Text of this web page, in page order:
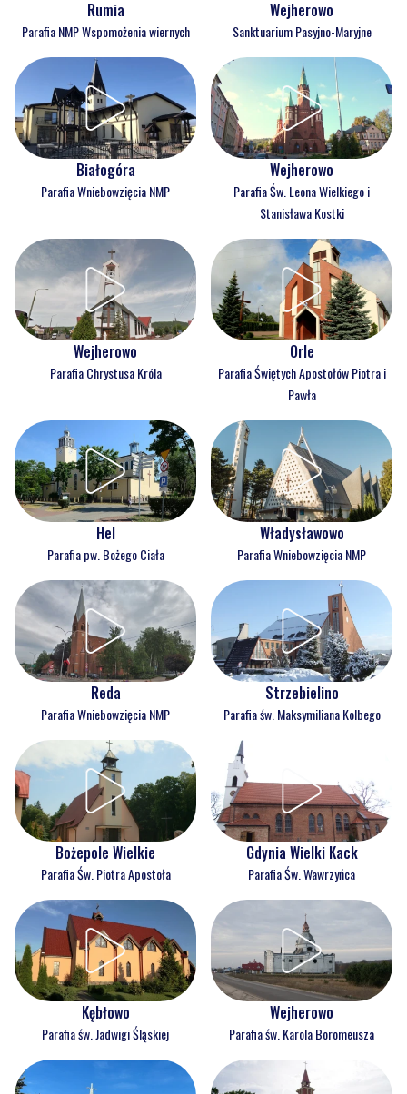
Rumia
Parafia NMP Wspomożenia wiernych
Wejherowo
Sanktuarium Pasyjno-Maryjne
Białogóra
Parafia Wniebowzięcia NMP
Wejherowo
Parafia Św. Leona Wielkiego i
Stanisława Kostki
Wejherowo
Parafia Chrystusa Króla
Orle
Parafia Świętych Apostołów Piotra i
Pawła
Hel
Parafia pw. Bożego Ciała
Władysławowo
Parafia Wniebowzięcia NMP
Reda
Parafia Wniebowzięcia NMP
Strzebielino
Parafia św. Maksymiliana Kolbego
Bożepole Wielkie
Parafia Św. Piotra Apostoła
Gdynia Wielki Kack
Parafia Św. Wawrzyńca
Kębłowo
Parafia św. Jadwigi Śląskiej
Wejherowo
Parafia św. Karola Boromeusza